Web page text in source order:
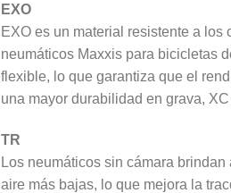
EXO
EXO es un material resistente a
neumáticos Maxxis para bicicletas
flexible, lo que garantiza que el
una mayor durabilidad en grava,
TR
Los neumáticos sin cámara
aire más bajas, lo que mejora la